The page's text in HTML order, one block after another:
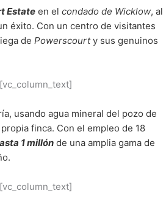
Estate en el condado de Wicklow, al
éxito. Con un centro de visitantes
de Powerscourty sus genuinos
usando agua mineral del pozo de
finca. Con el empleo de 18
1 millónde una amplia gama de